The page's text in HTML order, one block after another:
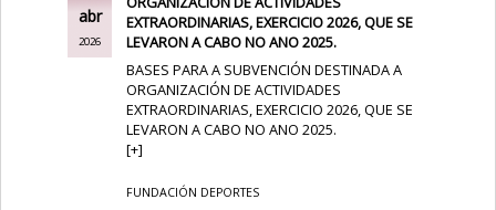
abr
2026
EXTRAORDINARIAS, EXERCICIO 2026, QUE SE
LEVARON A CABO NO ANO 2025.
BASES PARA A SUBVENCIÓN DESTINADA A
ORGANIZACIÓN DE ACTIVIDADES
EXTRAORDINARIAS, EXERCICIO 2026, QUE SE
LEVARON A CABO NO ANO 2025.
[+]
FUNDACIÓN DEPORTES